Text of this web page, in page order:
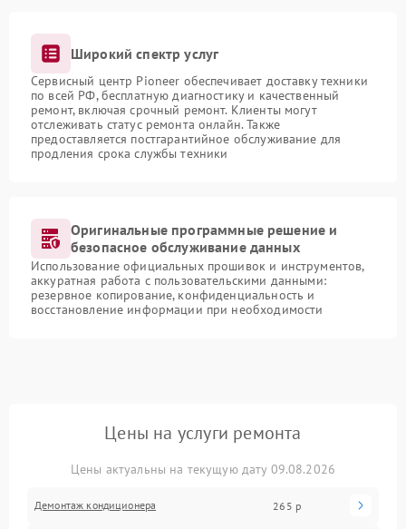
Широкий спектр услуг
Сервисный центр Pioneer обеспечивает доставку техники
по всей РФ, бесплатную диагностику и качественный
ремонт, включая срочный ремонт. Клиенты могут
отслеживать статус ремонта онлайн. Также
предоставляется постгарантийное обслуживание для
продления срока службы техники
Оригинальные программные решение и
безопасное обслуживание данных
Использование официальных прошивок и инструментов,
аккуратная работа с пользовательскими данными:
резервное копирование, конфиденциальность и
восстановление информации при необходимости
Цены на услуги ремонта
Цены актуальны на текущую дату 09.08.2026
Демонтаж кондиционера 265 р